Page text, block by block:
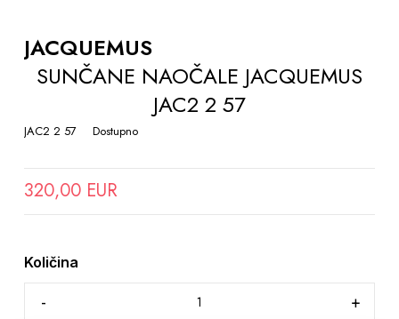
THE
BEGINNING
OF
GALLERY
JACQUEMUS
SUNČANE NAOČALE JACQUEMUS
JAC2 2 57
JAC2 2 57 Dostupno
320,00 EUR
Količina